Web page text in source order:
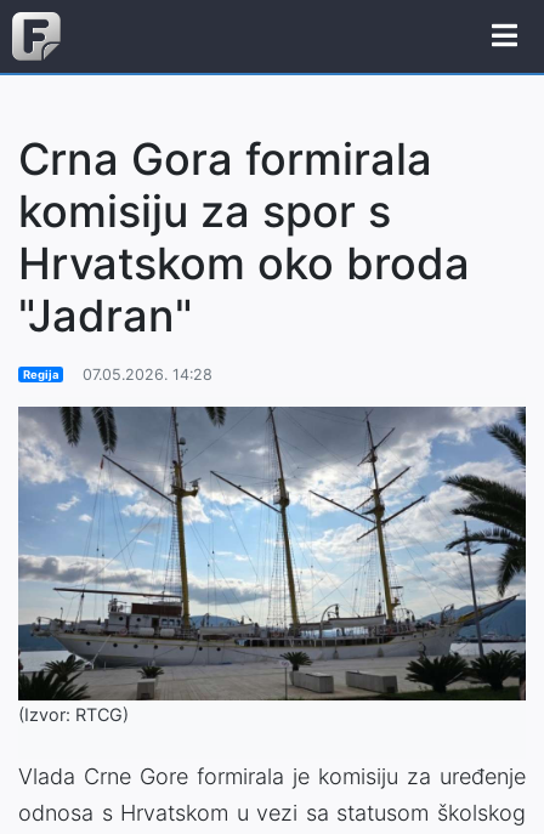
Crna Gora formirala
komisiju za spor s
Hrvatskom oko broda
"Jadran"
Regija 07.05.2026. 14:28
(Izvor: RTCG)
Vlada Crne Gore formirala je komisiju za uređenje
odnosa s Hrvatskom u vezi sa statusom školskog